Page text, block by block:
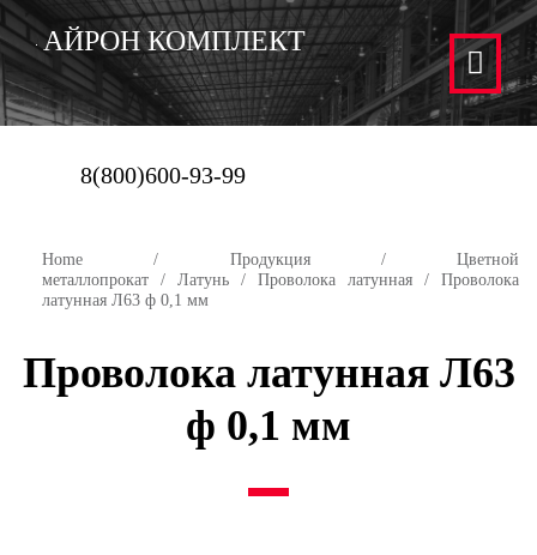
АЙРОН КОМПЛЕКТ
8(800)600-93-99
Home / Продукция/ Цветной
металлопрокат / Латунь / Проволока латунная / Проволока
латунная Л63 ф 0,1 мм
Проволока латунная Л63
ф 0,1 мм